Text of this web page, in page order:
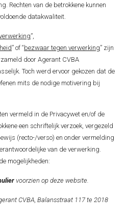
Rechten van de betrokkene kunnen
datakwaliteit.
”,
” of “bezwaar tegen verwerking” zijn
door Agerant CVBA
Toch werd ervoor gekozen dat de
mits de nodige motivering bij
vermeld in de Privacywet en/of de
een schriftelijk verzoek, vergezeld
(recto-/verso) en onder vermelding
van de verwerking.
mogelijkheden:
voorzien op deze website.
CVBA, Balansstraat 117 te 2018